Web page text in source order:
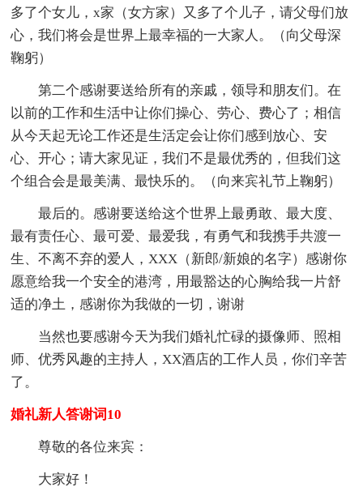
多了个女儿，x家（女方家）又多了个儿子，请父母们放
心，我们将会是世界上最幸福的一大家人。（向父母深
鞠躬）
第二个感谢要送给所有的亲戚，领导和朋友们。在
以前的工作和生活中让你们操心、劳心、费心了；相信
从今天起无论工作还是生活定会让你们感到放心、安
心、开心；请大家见证，我们不是最优秀的，但我们这
个组合会是最美满、最快乐的。（向来宾礼节上鞠躬）
最后的。感谢要送给这个世界上最勇敢、最大度、
最有责任心、最可爱、最爱我，有勇气和我携手共渡一
生、不离不弃的爱人，XXX（新郎/新娘的名字）感谢你
愿意给我一个安全的港湾，用最豁达的心胸给我一片舒
适的净土，感谢你为我做的一切，谢谢
当然也要感谢今天为我们婚礼忙碌的摄像师、照相
师、优秀风趣的主持人，XX酒店的工作人员，你们辛苦
了。
婚礼新人答谢词10
尊敬的各位来宾：
大家好！